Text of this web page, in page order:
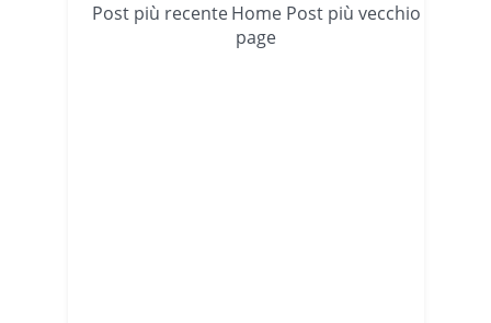
Post più recente Post più vecchio
Home
page